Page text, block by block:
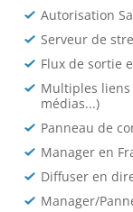
Autorisation
Serveur de
Flux de sortie
Multiples liens
médias...)
Panneau de
Manager en
Diffuser en
Manager/